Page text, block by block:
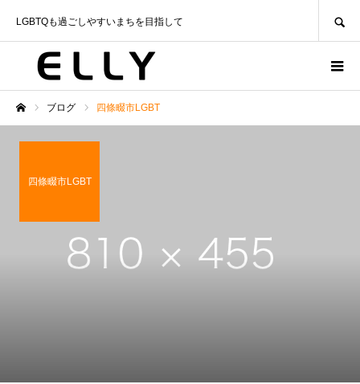
LGBTQも過ごしやすいまちを目指して
ブログ 四條畷市LGBT
四條畷市LGBT